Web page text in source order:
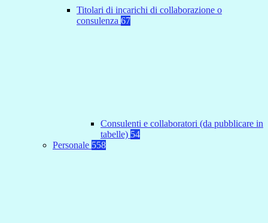
Titolari di incarichi di collaborazione o
consulenza 67
Consulenti e collaboratori (da pubblicare in
tabelle) 54
Personale 558